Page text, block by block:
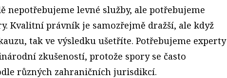
nepotřebujeme levné služby, ale potřebujeme
Kvalitní právník je samozřejmě dražší, ale když
tak ve výsledku ušetříte. Potřebujeme experty
zkušeností, protože spory se často
různých zahraničních jurisdikcí.